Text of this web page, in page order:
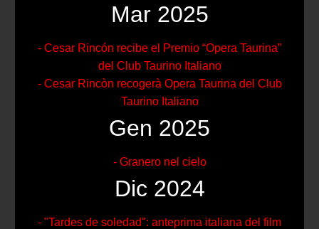
Mar 2025
- Cesar Rincón recibe el Premio “Opera Taurina”
del Club Taurino Italiano
- Cesar Rincòn recogerà Opera Taurina del Club
Taurino Italiano
Gen 2025
- Granero nel cielo
Dic 2024
- "Tardes de soledad": anteprima italiana del film